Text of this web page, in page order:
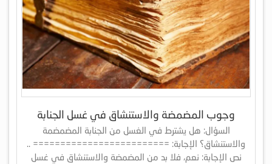
وجوب المضمضة والاستنشاق في غسل الجنابة
السؤال: هل يشترط في الغسل من الجنابة المضمضمة
والاستنشاق؟ الإجابة: ========================= ..
نص الإجابة: نعم، فلا بد من المضمضة والاستنشاق في غسل